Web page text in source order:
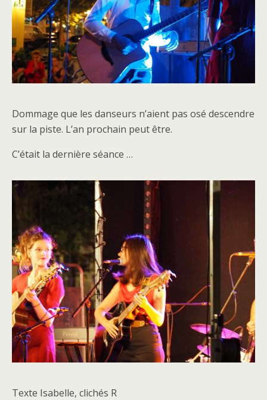
Dommage que les danseurs n’aient pas osé descendre
sur la piste. L’an prochain peut être.
C’était la dernière séance …
Texte Isabelle, clichés R